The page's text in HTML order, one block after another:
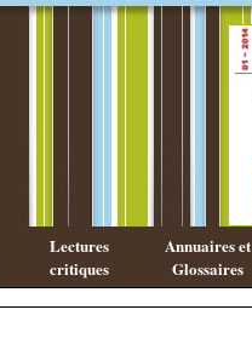
Lectures
critiques
Annuaires et
Glossaires